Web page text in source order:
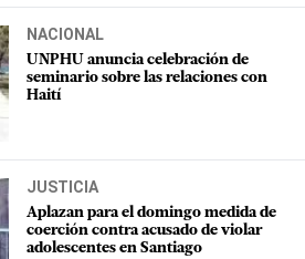
NACIONAL
UNPHU anuncia celebración de
seminario sobre las relaciones con
Haití
JUSTICIA
Aplazan para el domingo medida de
coerción contra acusado de violar
adolescentes en Santiago